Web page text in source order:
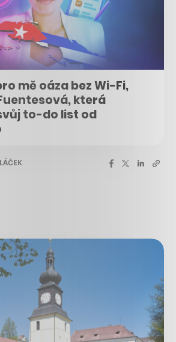
mě oáza bez Wi-Fi,
která
to-do list od